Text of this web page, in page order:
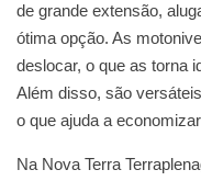
de grande extensão,
ótima opção. As
deslocar, o que as torna
Além disso, são
o que ajuda a
Na Nova Terra